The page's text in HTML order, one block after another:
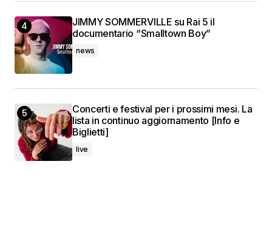
JIMMY SOMMERVILLE su Rai 5 il
documentario “Smalltown Boy”
news
Concerti e festival per i prossimi mesi. La
lista in continuo aggiornamento [Info e
Biglietti]
live